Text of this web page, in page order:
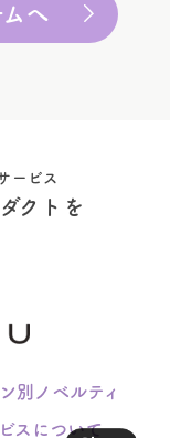
へ
ービス
クトを
別ノベルティ
スについて